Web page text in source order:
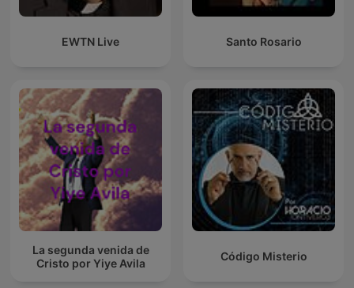
EWTN Live Santo Rosario
La segunda venida de
Cristo por Yiye Avila
Código Misterio